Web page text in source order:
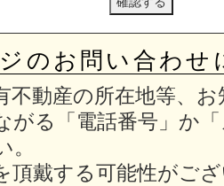
のお問い合わせ
不動産の所在地等、
がる「電話番号」か
頂戴する可能性がご